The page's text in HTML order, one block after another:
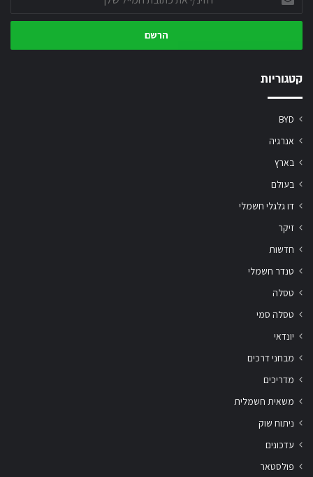
את
כתובת
שלך
קטגוריות
BYD
אנרגיה
בארץ
בעולם
דו גלגלי חשמלי
זיקר
חדשות
טנדר חשמלי
טסלה
טסלה סמי
יונדאי
מבחני דרכים
מדריכים
משאית חשמלית
ניתוח שוק
עדכונים
פולסטאר